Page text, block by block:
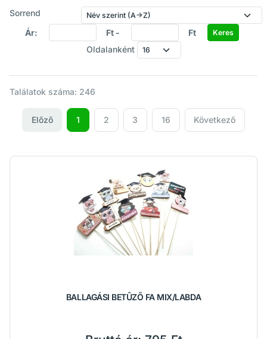
Sorrend
Ár:
Ft -
Ft
Oldalanként
Találatok száma: 246
Előző 1 2 3 16 Következő
BALLAGÁSI BETÛZŐ FA MIX/LABDA